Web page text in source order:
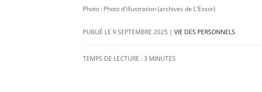
Photo : Photo d'illustration (archives de L'Essor)
9 SEPTEMBRE 2025 |VIE DES PERSONNELS
TEMPS DE LECTURE : 3 MINUTES